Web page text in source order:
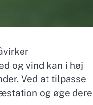
og vind kan i høj
Ved at tilpasse
og øge